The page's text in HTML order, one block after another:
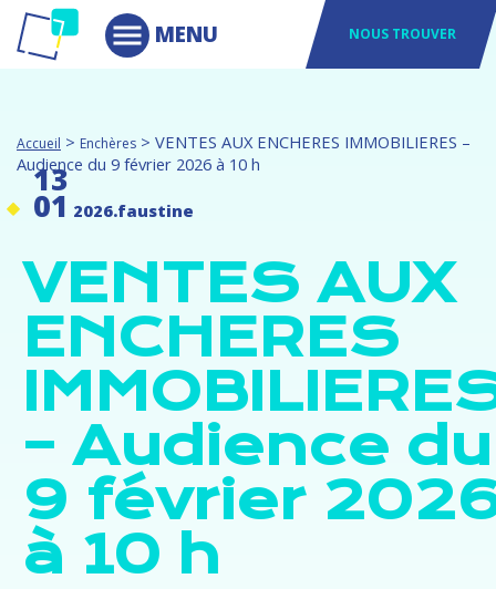
NOUS TROUVER
Accueil > Enchères > VENTES AUX ENCHERES IMMOBILIERES –
Audience du 9 février 2026 à 10 h
13
01 2026.faustine
VENTES AUX
ENCHERES
– Audience du
9 février
à 10 h